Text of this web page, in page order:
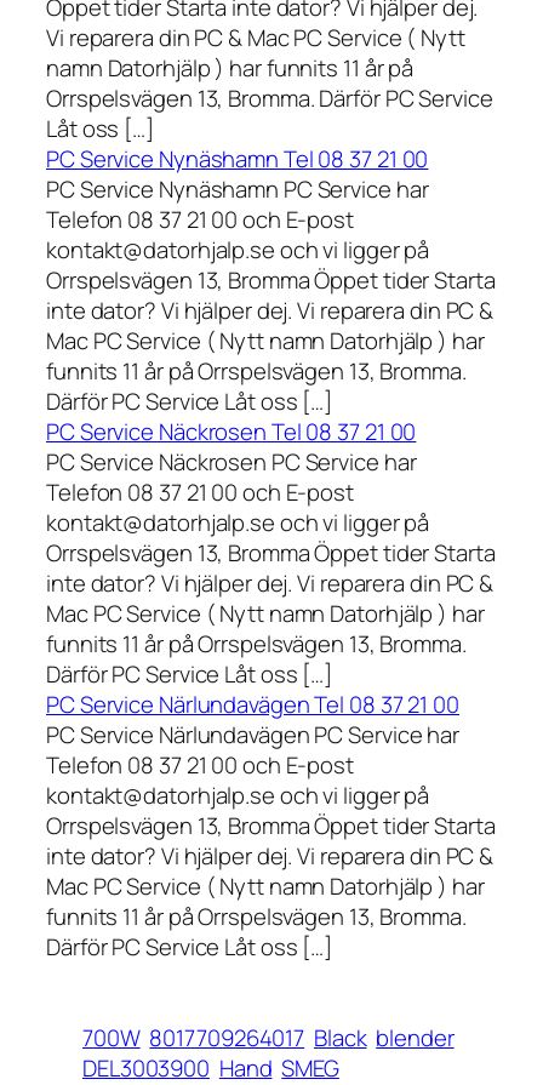
Öppet tider Starta inte dator? Vi hjälper dej.
Vi reparera din PC & Mac PC Service ( Nytt
namn Datorhjälp ) har funnits 11 år på
Orrspelsvägen 13, Bromma. Därför PC Service
Låt oss […]
PC Service Nynäshamn Tel 08 37 21 00
PC Service Nynäshamn PC Service har
Telefon 08 37 21 00 och E-post
kontakt@datorhjalp.se och vi ligger på
Orrspelsvägen 13, Bromma Öppet tider Starta
inte dator? Vi hjälper dej. Vi reparera din PC &
Mac PC Service ( Nytt namn Datorhjälp ) har
funnits 11 år på Orrspelsvägen 13, Bromma.
Därför PC Service Låt oss […]
PC Service Näckrosen Tel 08 37 21 00
PC Service Näckrosen PC Service har
Telefon 08 37 21 00 och E-post
kontakt@datorhjalp.se och vi ligger på
Orrspelsvägen 13, Bromma Öppet tider Starta
inte dator? Vi hjälper dej. Vi reparera din PC &
Mac PC Service ( Nytt namn Datorhjälp ) har
funnits 11 år på Orrspelsvägen 13, Bromma.
Därför PC Service Låt oss […]
PC Service Närlundavägen Tel 08 37 21 00
PC Service Närlundavägen PC Service har
Telefon 08 37 21 00 och E-post
kontakt@datorhjalp.se och vi ligger på
Orrspelsvägen 13, Bromma Öppet tider Starta
inte dator? Vi hjälper dej. Vi reparera din PC &
Mac PC Service ( Nytt namn Datorhjälp ) har
funnits 11 år på Orrspelsvägen 13, Bromma.
Därför PC Service Låt oss […]
700W 8017709264017 Black blender
DEL3003900 Hand SMEG